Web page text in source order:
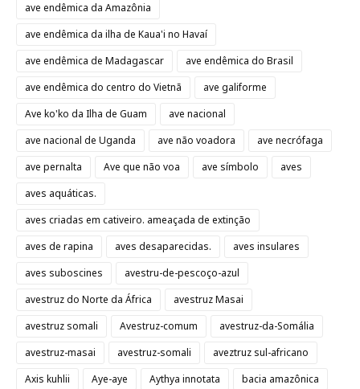
ave endêmica da Amazônia
ave endêmica da ilha de Kaua'i no Havaí
ave endêmica de Madagascar
ave endêmica do Brasil
ave endêmica do centro do Vietnã
ave galiforme
Ave ko'ko da Ilha de Guam
ave nacional
ave nacional de Uganda
ave não voadora
ave necrófaga
ave pernalta
Ave que não voa ave símbolo
aves
aves aquáticas.
aves criadas em cativeiro. ameaçada de extinção
aves de rapina
aves desaparecidas.
aves insulares
aves suboscines
avestru-de-pescoço-azul
avestruz do Norte da África
avestruz Masai
avestruz somali
Avestruz-comum
avestruz-da-Somália
avestruz-masai
avestruz-somali
aveztruz sul-africano
Axis kuhlii
Aye-aye Aythya innotata
bacia amazônica